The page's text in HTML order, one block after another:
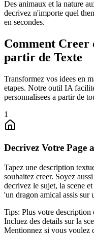
Des animaux et la nature
decrivez n'importe quel
en secondes.
Comment Creer
partir de Texte
Transformez vos idees en
etapes. Notre outil IA
personnalisees a partir de
1
Decrivez Votre Page
Tapez une description
souhaitez creer. Soyez
decrivez le sujet, la scene
'un dragon amical assis sur
Tips: Plus votre description
Incluez des details sur la
Mentionnez si vous voulez